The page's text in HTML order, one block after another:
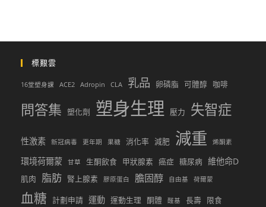
標艱雲
16堂塑身課 ACE2 Adropin CLA 乳品 卵磷脂 可體醇 咖啡
問答集 塑化劑 塑身生理 壓力 失智症
性激素 新冠病毒 更年期 果糖 消化率 減肥 減重 烯酮素
環境荷爾蒙 甘草 生酮飲食 甲狀腺素 癌症 糖尿病 維他命D
肌肉 脂肪 腎上腺素 膠原蛋白 膽固醇 自由基 荷爾蒙
血糖 計劃申請 運動 運動生理 酮體 醛基 長壽 限食